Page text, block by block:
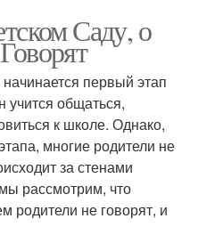
Саду, о
первый этап
учится общаться,
к школе. Однако,
многие родители не
за стенами
рассмотрим, что
родители не говорят, и